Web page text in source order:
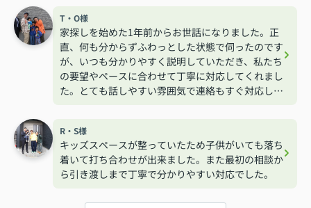
T・O様
家探しを始めた1年前からお世話になりました。正
直、何も分からずふわっとした状態で伺ったのです
が、いつも分かりやすく説明していただき、私たち
の要望やペースに合わせて丁寧に対応してくれまし
た。とても話しやすい雰囲気で連絡もすぐ対応して
R・S様
キッズスペースが整っていたため子供がいても落ち
着いて打ち合わせが出来ました。また最初の相談か
ら引き渡しまで丁寧で分かりやすい対応でした。